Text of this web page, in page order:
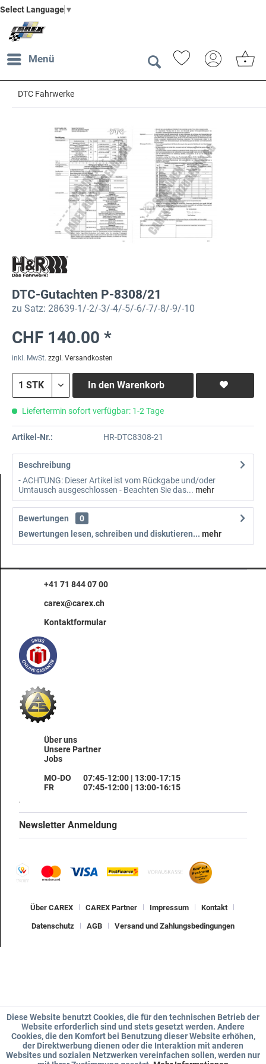
Select Language ▼
Menü
DTC Fahrwerke
DTC-Gutachten P-8308/21
zu Satz: 28639-1/-2/-3/-4/-5/-6/-7/-8/-9/-10
CHF 140.00 *
inkl. MwSt. zzgl. Versandkosten
In den Warenkorb
Liefertermin sofort verfügbar: 1-2 Tage
Artikel-Nr.: HR-DTC8308-21
Beschreibung
- ACHTUNG: Dieser Artikel ist vom Rückgabe und/oder
Umtausch ausgeschlossen - Beachten Sie das... mehr
Bewertungen
0
Bewertungen lesen, schreiben und diskutieren... mehr
+41 71 844 07 00
carex@carex.ch
Kontaktformular
Über uns
Unsere Partner
Jobs
MO-DO
FR
07:45-12:00 | 13:00-17:15
07:45-12:00 | 13:00-16:15
Newsletter Anmeldung
Über CAREX CAREX Partner Impressum Kontakt
Datenschutz AGB Versand und Zahlungsbedingungen
Diese Website benutzt Cookies, die für den technischen Betrieb der
Website erforderlich sind und stets gesetzt werden. Andere
Cookies, die den Komfort bei Benutzung dieser Website erhöhen,
der Direktwerbung dienen oder die Interaktion mit anderen
Websites und sozialen Netzwerken vereinfachen sollen, werden nur